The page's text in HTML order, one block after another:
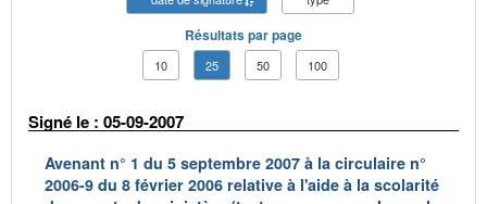
Résultats par page
10 25 50 100
Signé le : 05-09-2007
Avenant n° 1 du 5 septembre 2007 à la circulaire n°
2006-9 du 8 février 2006 relative à l'aide à la scolarité